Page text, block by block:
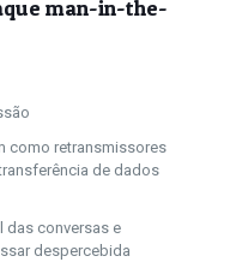
man-in-the-
como retransmissores
de dados
das conversas e
despercebida